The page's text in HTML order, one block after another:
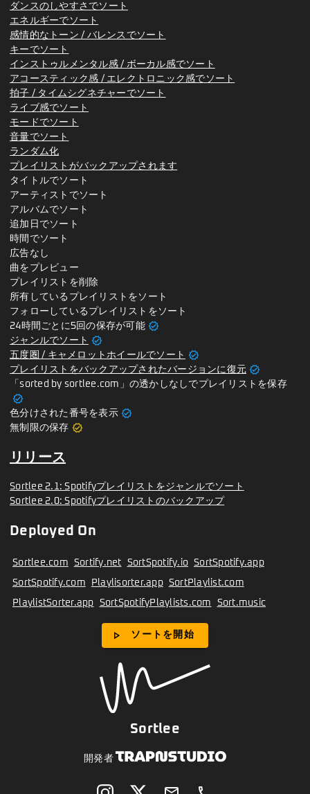
ダンスのしやすさでソート
エネルギーでソート
感情的なトーン / バレンスでソート
キーでソート
インストゥルメンタル感 / ボーカル感でソート
アコースティック感 / エレクトロニック感でソート
拍子 / タイムシグネチャーでソート
ライブ感でソート
モードでソート
音量でソート
ランダム化
プレイリストがバックアップされます
タイトルでソート
アーティストでソート
アルバムでソート
追加日でソート
時間でソート
広告なし
曲をプレビュー
プレイリストを削除
所有しているプレイリストをソート
フォローしているプレイリストをソート
24時間ごとに5回の保存が可能 verified
ジャンルでソート verified
五度圏 / キャメロットホイールでソート verified
プレイリストをバックアップされたバージョンに復元 verified
「sorted by sortlee.com」の透かしなしでプレイリストを保存
verified
色分けされた番号を表示 verified
無制限の保存 verified
リリース
Sortlee 2.1: Spotifyプレイリストをジャンルでソート
Sortlee 2.0: Spotifyプレイリストのバックアップ
Deployed On
Sortlee.com Sortify.net SortSpotify.io SortSpotify.app
SortSpotify.com Playlisorter.app SortPlaylist.com
PlaylistSorter.app SortSpotifyPlaylists.com Sort.music
play_arrow ソートを開始
Sortlee
開発者